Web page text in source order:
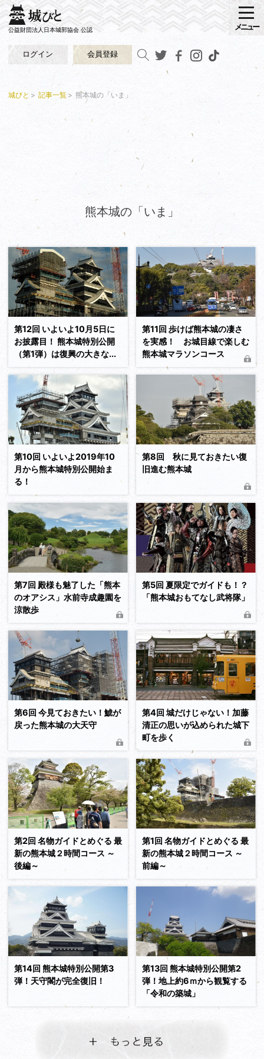
公益財団法人日本城郭協会 公認
ログイン 会員登録
メニュー
城びと 記事一覧 熊本城の「いま」
熊本城の「いま」
第12回 いよいよ10月5日に
お披露目！ 熊本城特別公開
（第1弾）は復興の大きな...
続きを読む
第11回 歩けば熊本城の凄さ
を実感！ お城目線で楽しむ
熊本城マラソンコース
第10回 いよいよ2019年10
月から熊本城特別公開始ま
る！
続きを読む
第8回 秋に見ておきたい復
旧進む熊本城
第7回 殿様も魅了した「熊本
のオアシス」水前寺成趣園を
涼散歩
続きを読む
第5回 夏限定でガイドも！？
「熊本城おもてなし武将隊」
第6回 今見ておきたい！鯱が
戻った熊本城の大天守
続きを読む
第4回 城だけじゃない！加藤
清正の思いが込められた城下
町を歩く
第2回 名物ガイドとめぐる 最
新の熊本城２時間コース ～
後編～
続きを読む
第1回 名物ガイドとめぐる 最
新の熊本城２時間コース ～
前編～
第14回 熊本城特別公開第3
弾！天守閣が完全復旧！
続きを読む
第13回 熊本城特別公開第2
弾！地上約6ｍから観覧する
「令和の築城」